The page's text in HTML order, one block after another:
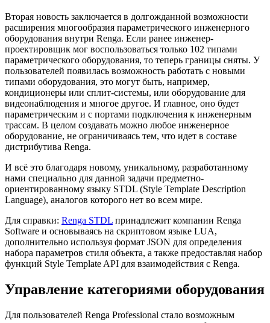
Вторая новость заключается в долгожданной возможности
расширения многообразия параметрического инженерного
оборудования внутри Renga. Если ранее инженер-
проектировщик мог воспользоваться только 102 типами
параметрического оборудования, то теперь границы сняты. У
пользователей появилась возможность работать с новыми
типами оборудования, это могут быть, например,
кондиционеры или сплит-системы, или оборудование для
видеонаблюдения и многое другое. И главное, оно будет
параметрическим и с портами подключения к инженерным
трассам. В целом создавать можно любое инженерное
оборудование, не ограничиваясь тем, что идет в составе
дистрибутива Renga.
И всё это благодаря новому, уникальному, разработанному
нами специально для данной задачи предметно-
ориентированному языку STDL (Style Template Description
Language), аналогов которого нет во всем мире.
Для справки: Renga STDL принадлежит компании Renga
Software и основываясь на скриптовом языке LUA,
дополнительно используя формат JSON для определения
набора параметров стиля объекта, а также предоставляя набор
функций Style Template API для взаимодействия с Renga.
Управление категориями оборудования
Для пользователей Renga Professional стало возможным